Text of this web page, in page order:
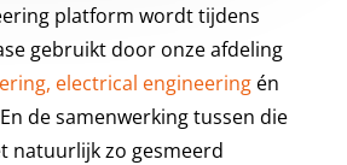
platform wordt tijdens
gebruikt door onze afdeling
electrical engineeringén
de samenwerking tussen die
natuurlijk zo gesmeerd